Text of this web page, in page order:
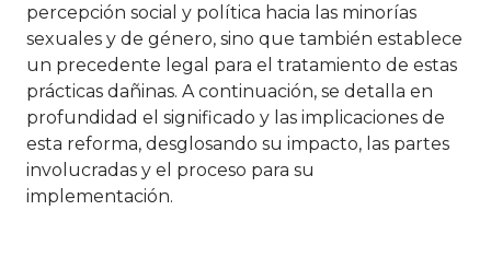
percepción social y política hacia las minorías
sexuales y de género, sino que también establece
un precedente legal para el tratamiento de estas
prácticas dañinas. A continuación, se detalla en
profundidad el significado y las implicaciones de
esta reforma, desglosando su impacto, las partes
involucradas y el proceso para su
implementación.